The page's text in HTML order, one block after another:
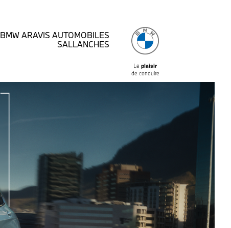
BMW ARAVIS AUTOMOBILES
SALLANCHES
Le plaisir
de conduire